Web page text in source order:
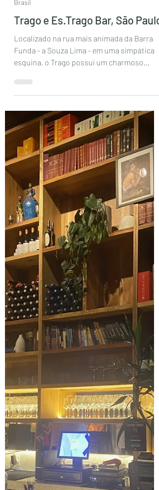
3 de set. de 2023
Brasil
Trago e Es.Trago Bar, São Paulo
Localizado na rua mais animada da Barra
Funda - a Souza Lima - em uma simpática
esquina, o Trago possui um charmoso
balcão e algumas...